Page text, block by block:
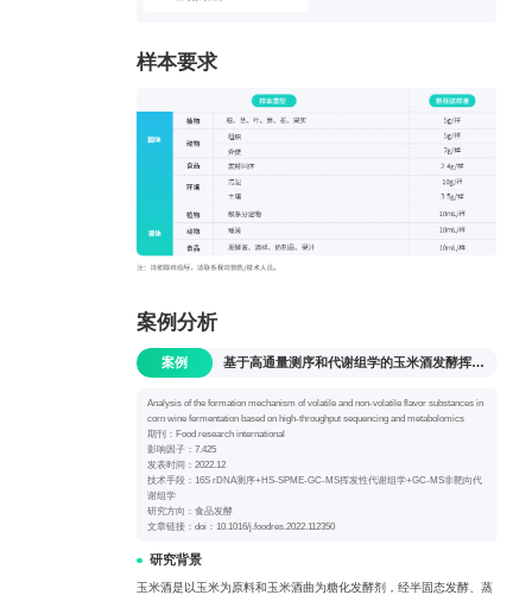
样本要求
案例分析
案例 基于高通量测序和代谢组学的玉米酒发酵挥发性和非挥发性风味物质形成机制分析
Analysis of the formation mechanism of volatile and non-volatile flavor substances in
corn wine fermentation based on high-throughput sequencing and metabolomics
期刊：Food research international
影响因子：7.425
发表时间：2022.12
技术手段：16S rDNA测序+HS-SPME-GC-MS挥发性代谢组学+GC-MS非靶向代
谢组学
研究方向：食品发酵
文章链接：doi：10.1016/j.foodres.2022.112350
研究背景
玉米酒是以玉米为原料和玉米酒曲为糖化发酵剂，经半固态发酵、蒸